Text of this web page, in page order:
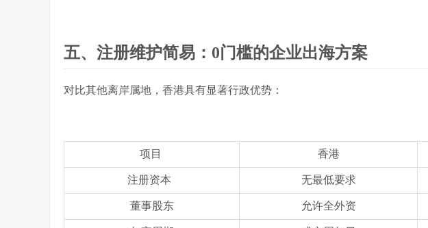
五、注册维护简易：0门槛的企业出海方案
对比其他离岸属地，香港具有显著行政优势：
项目 香港
注册资本 无最低要求
董事股东 允许全外资